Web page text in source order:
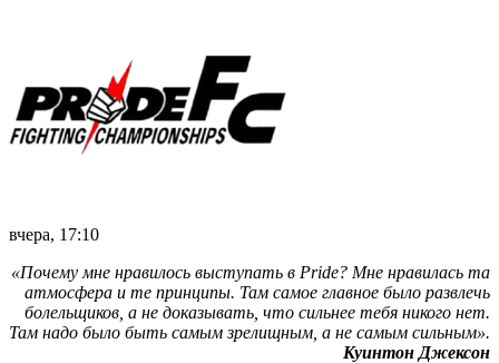
вчера, 17:10
«Почему мне нравилось выступать в Pride? Мне нравилась та
атмосфера и те принципы. Там самое главное было развлечь
болельщиков, а не доказывать, что сильнее тебя никого нет.
Там надо было быть самым зрелищным, а не самым сильным».
Куинтон Джексон